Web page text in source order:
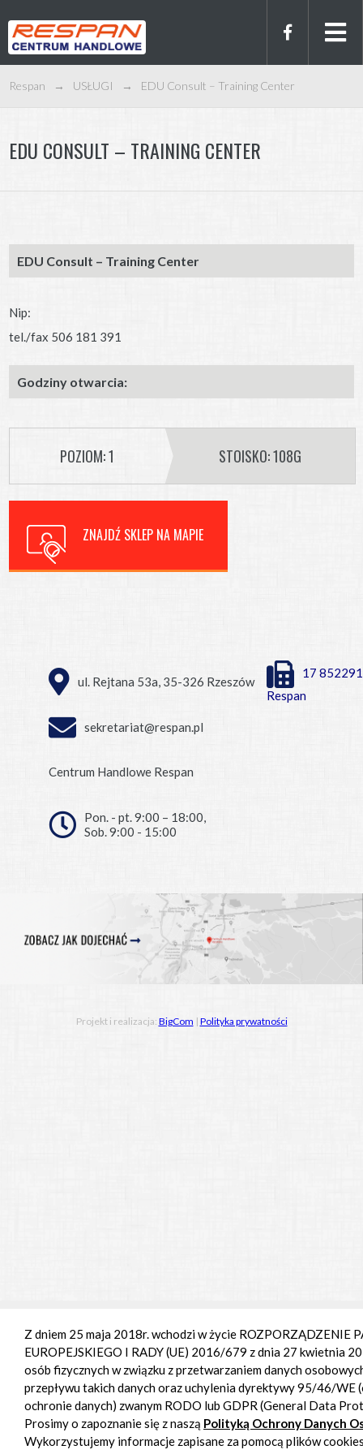
Respan → USŁUGI → EDU Consult – Training Center
EDU CONSULT – TRAINING CENTER
EDU Consult – Training Center
Nip:
tel./fax 506 181 391
Godziny otwarcia:
POZIOM: 1 STOISKO: 108G
ZNAJDŹ SKLEP NA MAPIE
ul. Rejtana 53a, 35-326 Rzeszów
17
Respan
sekretariat@respan.pl
Centrum Handlowe Respan
Pon. - pt. 9:00 – 18:00,
Sob. 9:00 - 15:00
Projekt i realizacja: BigCom | Polityka prywatności
Z dniem 25 maja 2018r. wchodzi w życie ROZPORZĄDZENIE
EUROPEJSKIEGO I RADY (UE) 2016/679 z dnia 27 kwietnia
osób fizycznych w związku z przetwarzaniem danych
przepływu takich danych oraz uchylenia dyrektywy 95/46/WE
ochronie danych) zwanym RODO lub GDPR (General Data
Prosimy o zapoznanie się z naszą Polityką Ochrony Danych
Wykorzystujemy informacje zapisane za pomocą plików